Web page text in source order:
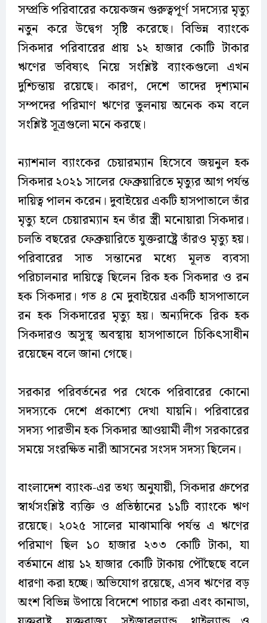
সম্প্রতি পরিবারের কয়েকজন গুরুত্বপূর্ণ সদস্যের মৃত্যু
নতুন করে উদ্বেগ সৃষ্টি করেছে। বিভিন্ন ব্যাংকে
সিকদার পরিবারের প্রায় ১২ হাজার কোটি টাকার
ঋণের ভবিষ্যৎ নিয়ে সংশ্লিষ্ট ব্যাংকগুলো এখন
দুশ্চিন্তায় রয়েছে। কারণ, দেশে তাদের দৃশ্যমান
সম্পদের পরিমাণ ঋণের তুলনায় অনেক কম বলে
সংশ্লিষ্ট সূত্রগুলো মনে করছে।
ন্যাশনাল ব্যাংকের চেয়ারম্যান হিসেবে জয়নুল হক
সিকদার ২০২১ সালের ফেব্রুয়ারিতে মৃত্যুর আগ পর্যন্ত
দায়িত্ব পালন করেন। দুবাইয়ের একটি হাসপাতালে তাঁর
মৃত্যু হলে চেয়ারম্যান হন তাঁর স্ত্রী মনোয়ারা সিকদার।
চলতি বছরের ফেব্রুয়ারিতে যুক্তরাষ্ট্রে তাঁরও মৃত্যু হয়।
পরিবারের সাত সন্তানের মধ্যে মূলত ব্যবসা
পরিচালনার দায়িত্বে ছিলেন রিক হক সিকদার ও রন
হক সিকদার। গত ৪ মে দুবাইয়ের একটি হাসপাতালে
রন হক সিকদারের মৃত্যু হয়। অন্যদিকে রিক হক
সিকদারও অসুস্থ অবস্থায় হাসপাতালে চিকিৎসাধীন
রয়েছেন বলে জানা গেছে।
সরকার পরিবর্তনের পর থেকে পরিবারের কোনো
সদস্যকে দেশে প্রকাশ্যে দেখা যায়নি। পরিবারের
সদস্য পারভীন হক সিকদার আওয়ামী লীগ সরকারের
সময়ে সংরক্ষিত নারী আসনের সংসদ সদস্য ছিলেন।
বাংলাদেশ ব্যাংক-এর তথ্য অনুযায়ী, সিকদার গ্রুপের
স্বার্থসংশ্লিষ্ট ব্যক্তি ও প্রতিষ্ঠানের ১১টি ব্যাংকে ঋণ
রয়েছে। ২০২৫ সালের মাঝামাঝি পর্যন্ত এ ঋণের
পরিমাণ ছিল ১০ হাজার ২৩৩ কোটি টাকা, যা
বর্তমানে প্রায় ১২ হাজার কোটি টাকায় পৌঁছেছে বলে
ধারণা করা হচ্ছে। অভিযোগ রয়েছে, এসব ঋণের বড়
অংশ বিভিন্ন উপায়ে বিদেশে পাচার করা এবং কানাডা,